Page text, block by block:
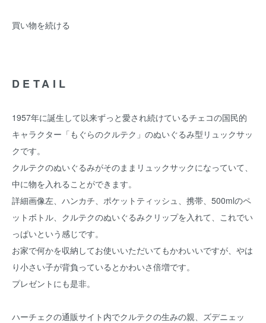
買い物を続ける
DETAIL
1957年に誕生して以来ずっと愛され続けているチェコの国民的
キャラクター「もぐらのクルテク」のぬいぐるみ型リュックサッ
クです。
クルテクのぬいぐるみがそのままリュックサックになっていて、
中に物を入れることができます。
詳細画像左、ハンカチ、ポケットティッシュ、携帯、500mlのペ
ットボトル、クルテクのぬいぐるみクリップを入れて、これでい
っぱいという感じです。
お家で何かを収納してお使いいただいてもかわいいですが、やは
り小さい子が背負っているとかわいさ倍増です。
プレゼントにも是非。
ハーチェクの通販サイト内でクルテクの生みの親、ズデニェッ